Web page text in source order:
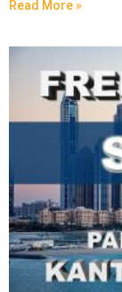
Read More »